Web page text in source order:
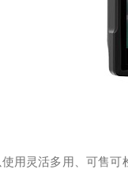
用灵活多用、可售